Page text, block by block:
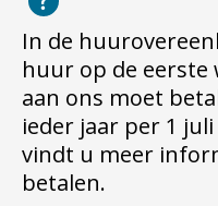
In de
huur op de eerste
aan ons moet
ieder jaar per 1
vindt u meer
betalen.